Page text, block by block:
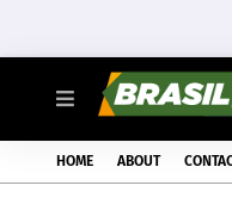
HOME ABOUT